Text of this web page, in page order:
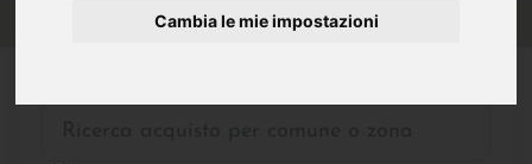
Cambia le mie impostazioni